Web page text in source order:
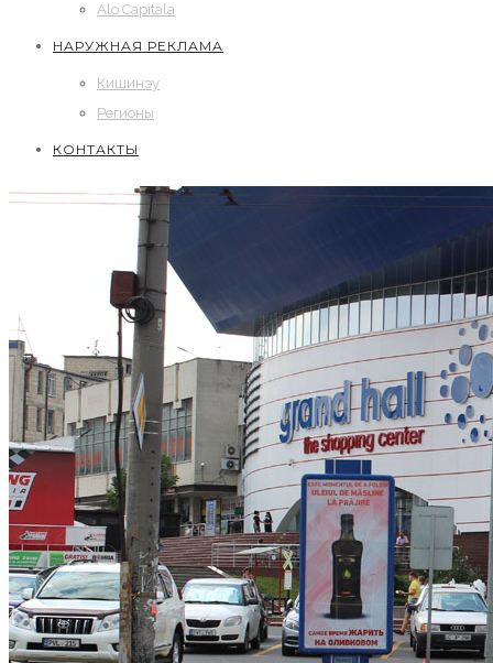
Alo Capitala
НАРУЖНАЯ РЕКЛАМА
Кишинэу
Регионы
КОНТАКТЫ